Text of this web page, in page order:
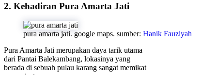
2. Kehadiran Pura Amarta Jati
pura amarta jati. google maps. sumber: Hanik Fauziyah
Pura Amarta Jati merupakan daya tarik utama
dari Pantai Balekambang, lokasinya yang
berada di sebuah pulau karang sangat memikat